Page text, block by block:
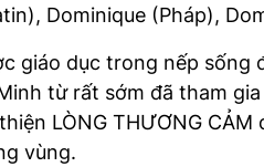
Dominique (Pháp),
giáo dục trong nếp sống
từ rất sớm đã tham
LÒNG THƯƠNG
vùng.